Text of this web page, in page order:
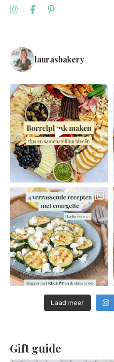
laurasbakery
Laad meer
Gift guide